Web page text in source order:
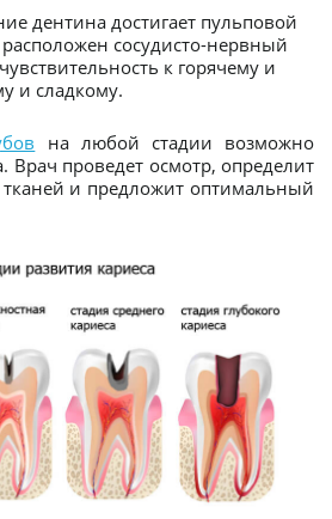
дентина достигает пульповой
сосудисто-нервный
к горячему и
и сладкому.
на любой стадии возможно
Врач проведет осмотр, определит
тканей и предложит оптимальный